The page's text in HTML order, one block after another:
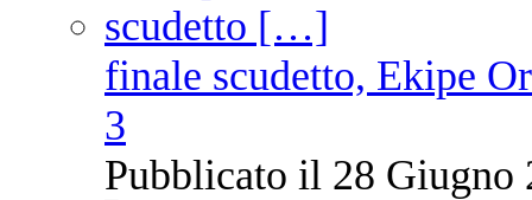
finale scudetto, Ekipe
3
Pubblicato il 28 Giugno